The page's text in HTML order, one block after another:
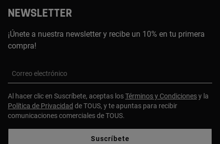
NEWSLETTER
¡Únete a nuestra newsletter y recibe un 10% en tu primera
compra!
Correo electrónico
Al hacer clic en Suscríbete, aceptas losTérminos y Condicionesy la
Política de Privacidad de TOUS, y te apuntas para recibir
comunicaciones comerciales de TOUS.
Suscríbete